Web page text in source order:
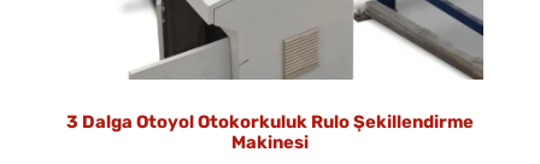
3 Dalga Otoyol Otokorkuluk Rulo Şekillendirme
Makinesi